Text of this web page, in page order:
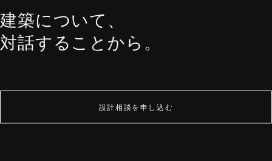
建築について、
対話することから。
設計相談を申し込む